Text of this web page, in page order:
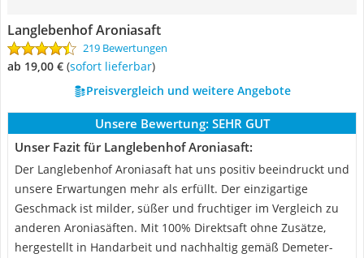
Langlebenhof Aroniasaft
219 Bewertungen
ab 19,00 € ( Sofort lieferbar)
Preisvergleich und weitere Angebote
Unsere Bewertung: SEHR GUT
Unser Fazit für Langlebenhof Aroniasaft:
Der Langlebenhof Aroniasaft hat uns positiv beeindruckt und
unsere Erwartungen mehr als erfüllt. Der einzigartige
Geschmack ist milder, süßer und fruchtiger im Vergleich zu
anderen Aroniasäften. Mit 100% Direktsaft ohne Zusätze,
hergestellt in Handarbeit und nachhaltig gemäß Demeter-